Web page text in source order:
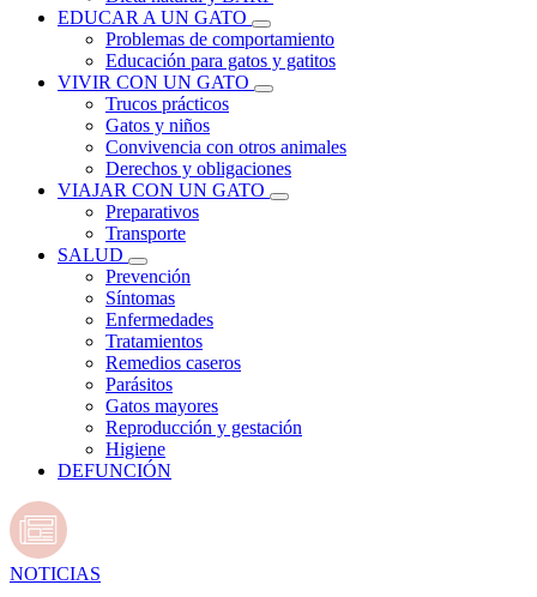
EDUCAR A UN GATO
Problemas de comportamiento
Educación para gatos y gatitos
VIVIR CON UN GATO
Trucos prácticos
Gatos y niños
Convivencia con otros animales
Derechos y obligaciones
VIAJAR CON UN GATO
Preparativos
Transporte
SALUD
Prevención
Síntomas
Enfermedades
Tratamientos
Remedios caseros
Parásitos
Gatos mayores
Reproducción y gestación
Higiene
DEFUNCIÓN
NOTICIAS